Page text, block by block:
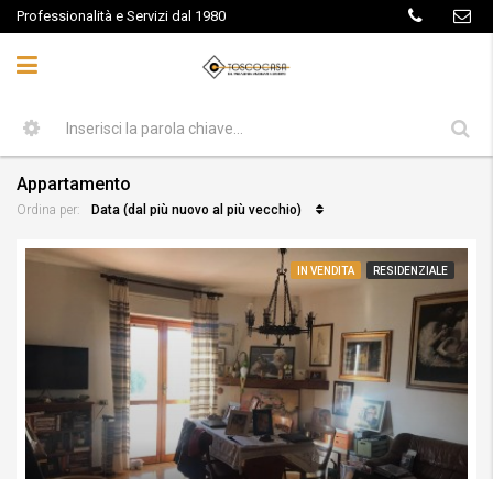
Professionalità e Servizi dal 1980
Appartamento
Ordina per: Data (dal più nuovo al più vecchio)
IN VENDITA RESIDENZIALE